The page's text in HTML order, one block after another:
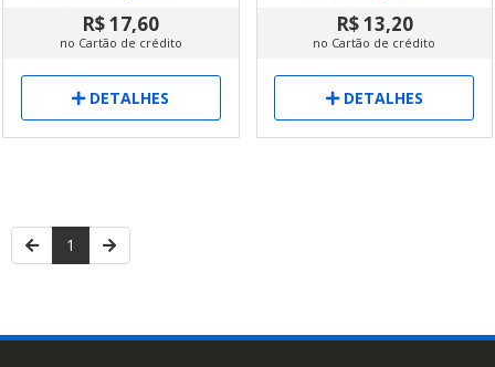
R$ 17,60
no Cartão de crédito
DETALHES
R$ 13,20
no Cartão de crédito
DETALHES
1